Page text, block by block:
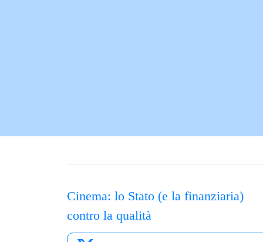
Cinema: lo Stato (e la finanziaria)
contro la qualità